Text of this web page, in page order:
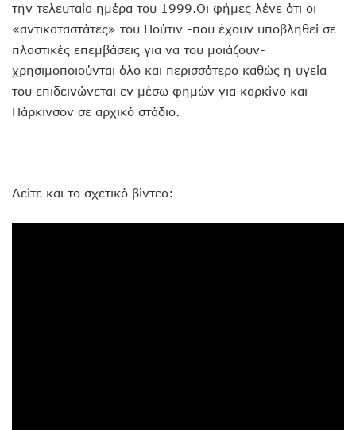
την τελευταία ημέρα του 1999.Οι φήμες λένε ότι οι
«αντικαταστάτες» του Πούτιν -που έχουν υποβληθεί σε
πλαστικές επεμβάσεις για να του μοιάζουν-
χρησιμοποιούνται όλο και περισσότερο καθώς η υγεία
του επιδεινώνεται εν μέσω φημών για καρκίνο και
Πάρκινσον σε αρχικό στάδιο.
Δείτε και το σχετικό βίντεο: